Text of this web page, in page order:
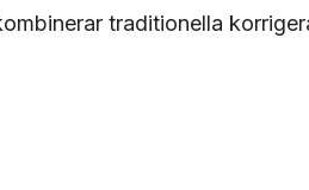
traditionella